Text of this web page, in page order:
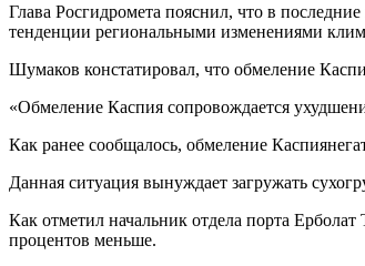
Глава Росгидромета пояснил, что в
тенденции региональными изменениями
Шумаков констатировал, что обмеление
«Обмеление Каспия сопровождается
Как ранее сообщалось, обмеление
Данная ситуация вынуждает загружать
Как отметил начальник отдела порта
процентов меньше.